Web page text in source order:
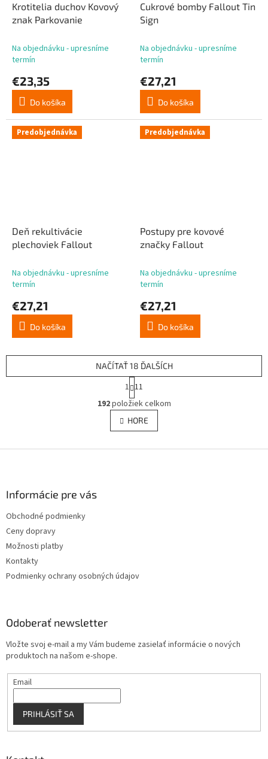
Krotitelia duchov Kovový
znak Parkovanie
Na objednávku - upresníme
termín
€23,35
Do košíka
Cukrové bomby Fallout Tin
Sign
Na objednávku - upresníme
termín
€27,21
Do košíka
Predobjednávka
Deň rekultivácie
plechoviek Fallout
Na objednávku - upresníme
termín
€27,21
Do košíka
Predobjednávka
Postupy pre kovové
značky Fallout
Na objednávku - upresníme
termín
€27,21
Do košíka
O
v
l
á
p
NAČÍTAŤ 18 ĎALŠÍCH
S
t
r
á
n
k
v
1 11
192položiek celkom
HORE
Informácie pre vás
Obchodné podmienky
Ceny dopravy
Možnosti platby
Kontakty
Podmienky ochrany osobných údajov
Odoberať newsletter
Vložte svoj e-mail a my Vám budeme zasielať informácie o nových
produktoch na našom e-shope.
Email
PRIHLÁSIŤ SA